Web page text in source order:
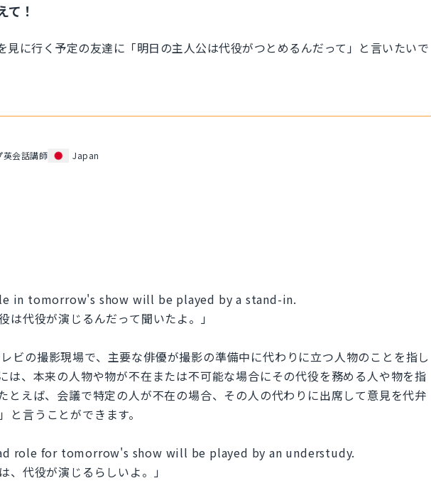
て！
見に行く予定の友達に「明日の主人公は代役がつとめるんだって」と言いたいで
英会話講師
Japan
in tomorrow's show will be played by a stand-in.
は代役が演じるんだって聞いたよ。」
ビの撮影現場で、主要な俳優が撮影の準備中に代わりに立つ人物のことを指し
は、本来の人物や物が不在または不可能な場合にその代役を務める人や物を指
とえば、会議で特定の人が不在の場合、その人の代わりに出席して意見を代弁
言うことができます。
role for tomorrow's show will be played by an understudy.
、代役が演じるらしいよ。」